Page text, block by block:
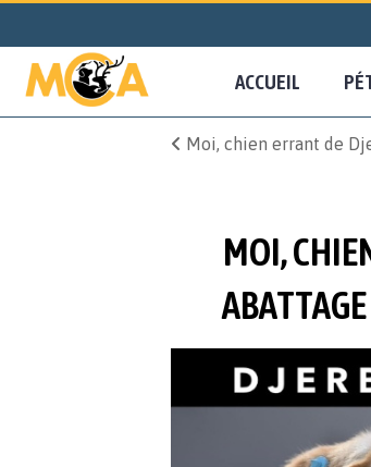
ACCUEIL
Moi, chien errant de
MOI,